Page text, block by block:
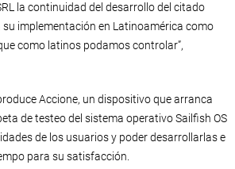
la continuidad del desarrollo del citado
implementación en Latinoamérica como
como latinos podamos controlar”,
Accione, un dispositivo que arranca
de testeo del sistema operativo Sailfish OS
de los usuarios y poder desarrollarlas e
para su satisfacción.